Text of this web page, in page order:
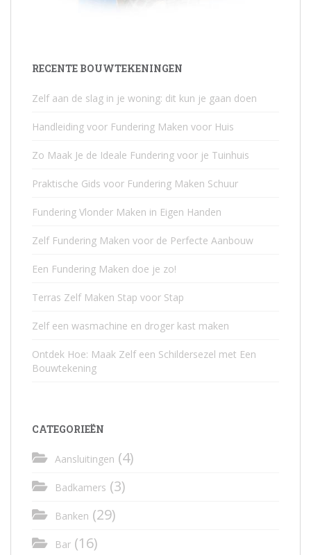
RECENTE BOUWTEKENINGEN
Zelf aan de slag in je woning: dit kun je gaan doen
Handleiding voor Fundering Maken voor Huis
Zo Maak Je de Ideale Fundering voor je Tuinhuis
Praktische Gids voor Fundering Maken Schuur
Fundering Vlonder Maken in Eigen Handen
Zelf Fundering Maken voor de Perfecte Aanbouw
Een Fundering Maken doe je zo!
Terras Zelf Maken Stap voor Stap
Zelf een wasmachine en droger kast maken
Ontdek Hoe: Maak Zelf een Schildersezel met Een
Bouwtekening
CATEGORIEËN
Aansluitingen (4)
Badkamers (3)
Banken (29)
Bar (16)